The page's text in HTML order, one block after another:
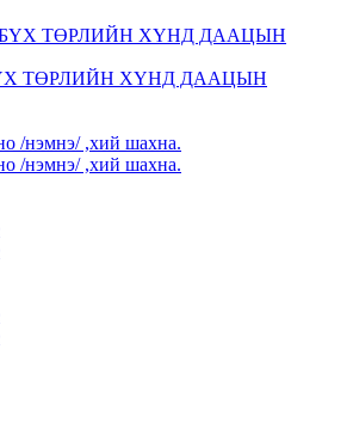
ТӨРЛИЙН ХҮНД ДААЦЫН
/нэмнэ/ ,хий шахна.
/нэмнэ/ ,хий шахна.